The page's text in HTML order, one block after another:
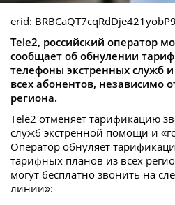
erid:
Tele2, российский оператор
сообщает об обнулении
телефоны экстренных служб
всех абонентов, независимо
региона.
Tele2 отменяет тарификацию
служб экстренной помощи и
Оператор обнуляет
тарифных планов из всех
могут бесплатно звонить на
линии»: